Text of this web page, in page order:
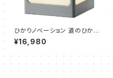
ひかりノベーション 道のひかり
基本セット（2個セット、遮光プレ
ート、乳白プレート、スパイク、両
¥16,980